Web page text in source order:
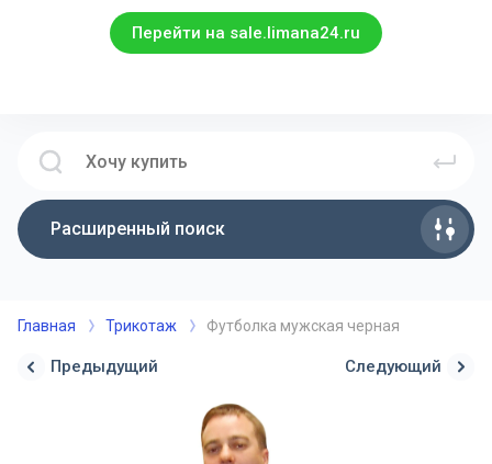
Перейти на sale.limana24.ru
Расширенный поиск
Главная Трикотаж Футболка мужская черная
Предыдущий Следующий